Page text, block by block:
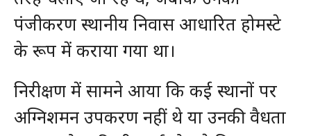
पंजीकरण स्थानीय निवास आधारित होमस्टे
के रूप में कराया गया था।
निरीक्षण में सामने आया कि कई स्थानों पर
अग्निशमन उपकरण नहीं थे या उनकी वैधता